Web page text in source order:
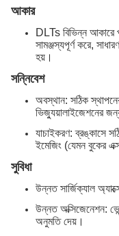
আকার
DLTs বিভিন্ন আকারে
সামঞ্জস্যপূর্ণ করে,
হয়।
সন্নিবেশ
অবস্থান: সঠিক
ভিজ্যুয়ালাইজেশনের
যাচাইকরণ: ব্রঙ্কাসে
ইমেজিং (যেমন বুকের
সুবিধা
উন্নত সার্জিক্যাল
উন্নত অক্সিজেনেশন:
অনুমতি দেয়।